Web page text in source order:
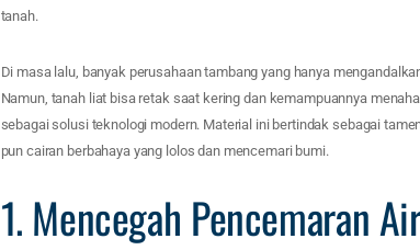
tanah.
Di masa lalu, banyak perusahaan tambang yang hanya
Namun, tanah liat bisa retak saat kering dan kemampuannya
sebagai solusi teknologi modern. Material ini bertindak sebagai
pun cairan berbahaya yang lolos dan mencemari bumi.
1. Mencegah Pencemaran